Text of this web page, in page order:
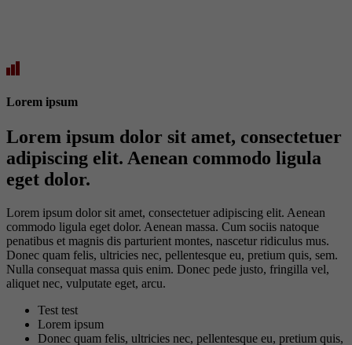
Lorem ipsum
Lorem ipsum dolor sit amet, consectetuer
adipiscing elit. Aenean commodo ligula
eget dolor.
Lorem ipsum dolor sit amet, consectetuer adipiscing elit. Aenean
commodo ligula eget dolor. Aenean massa. Cum sociis natoque
penatibus et magnis dis parturient montes, nascetur ridiculus mus.
Donec quam felis, ultricies nec, pellentesque eu, pretium quis, sem.
Nulla consequat massa quis enim. Donec pede justo, fringilla vel,
aliquet nec, vulputate eget, arcu.
Test test
Lorem ipsum
Donec quam felis, ultricies nec, pellentesque eu, pretium quis,